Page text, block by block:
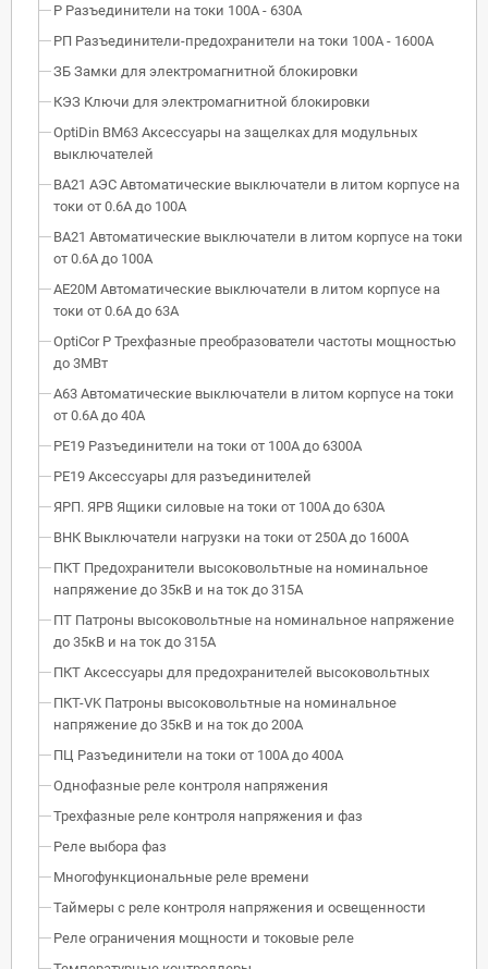
Р Разъединители на токи 100А - 630А
РП Разъединители-предохранители на токи 100А - 1600А
ЗБ Замки для электромагнитной блокировки
КЭЗ Ключи для электромагнитной блокировки
OptiDin BM63 Аксессуары на защелках для модульных
выключателей
ВА21 АЭС Автоматические выключатели в литом корпусе на
токи от 0.6А до 100А
ВА21 Автоматические выключатели в литом корпусе на токи
от 0.6А до 100А
АЕ20М Автоматические выключатели в литом корпусе на
токи от 0.6А до 63А
OptiCor P Трехфазные преобразователи частоты мощностью
до 3МВт
А63 Автоматические выключатели в литом корпусе на токи
от 0.6А до 40А
РЕ19 Разъединители на токи от 100А до 6300А
РЕ19 Аксессуары для разъединителей
ЯРП. ЯРВ Ящики силовые на токи от 100А до 630А
ВНК Выключатели нагрузки на токи от 250А до 1600А
ПКТ Предохранители высоковольтные на номинальное
напряжение до 35кВ и на ток до 315А
ПТ Патроны высоковольтные на номинальное напряжение
до 35кВ и на ток до 315А
ПКТ Аксессуары для предохранителей высоковольтных
ПКТ-VK Патроны высоковольтные на номинальное
напряжение до 35кВ и на ток до 200А
ПЦ Разъединители на токи от 100А до 400А
Однофазные реле контроля напряжения
Трехфазные реле контроля напряжения и фаз
Реле выбора фаз
Многофункциональные реле времени
Таймеры с реле контроля напряжения и освещенности
Реле ограничения мощности и токовые реле